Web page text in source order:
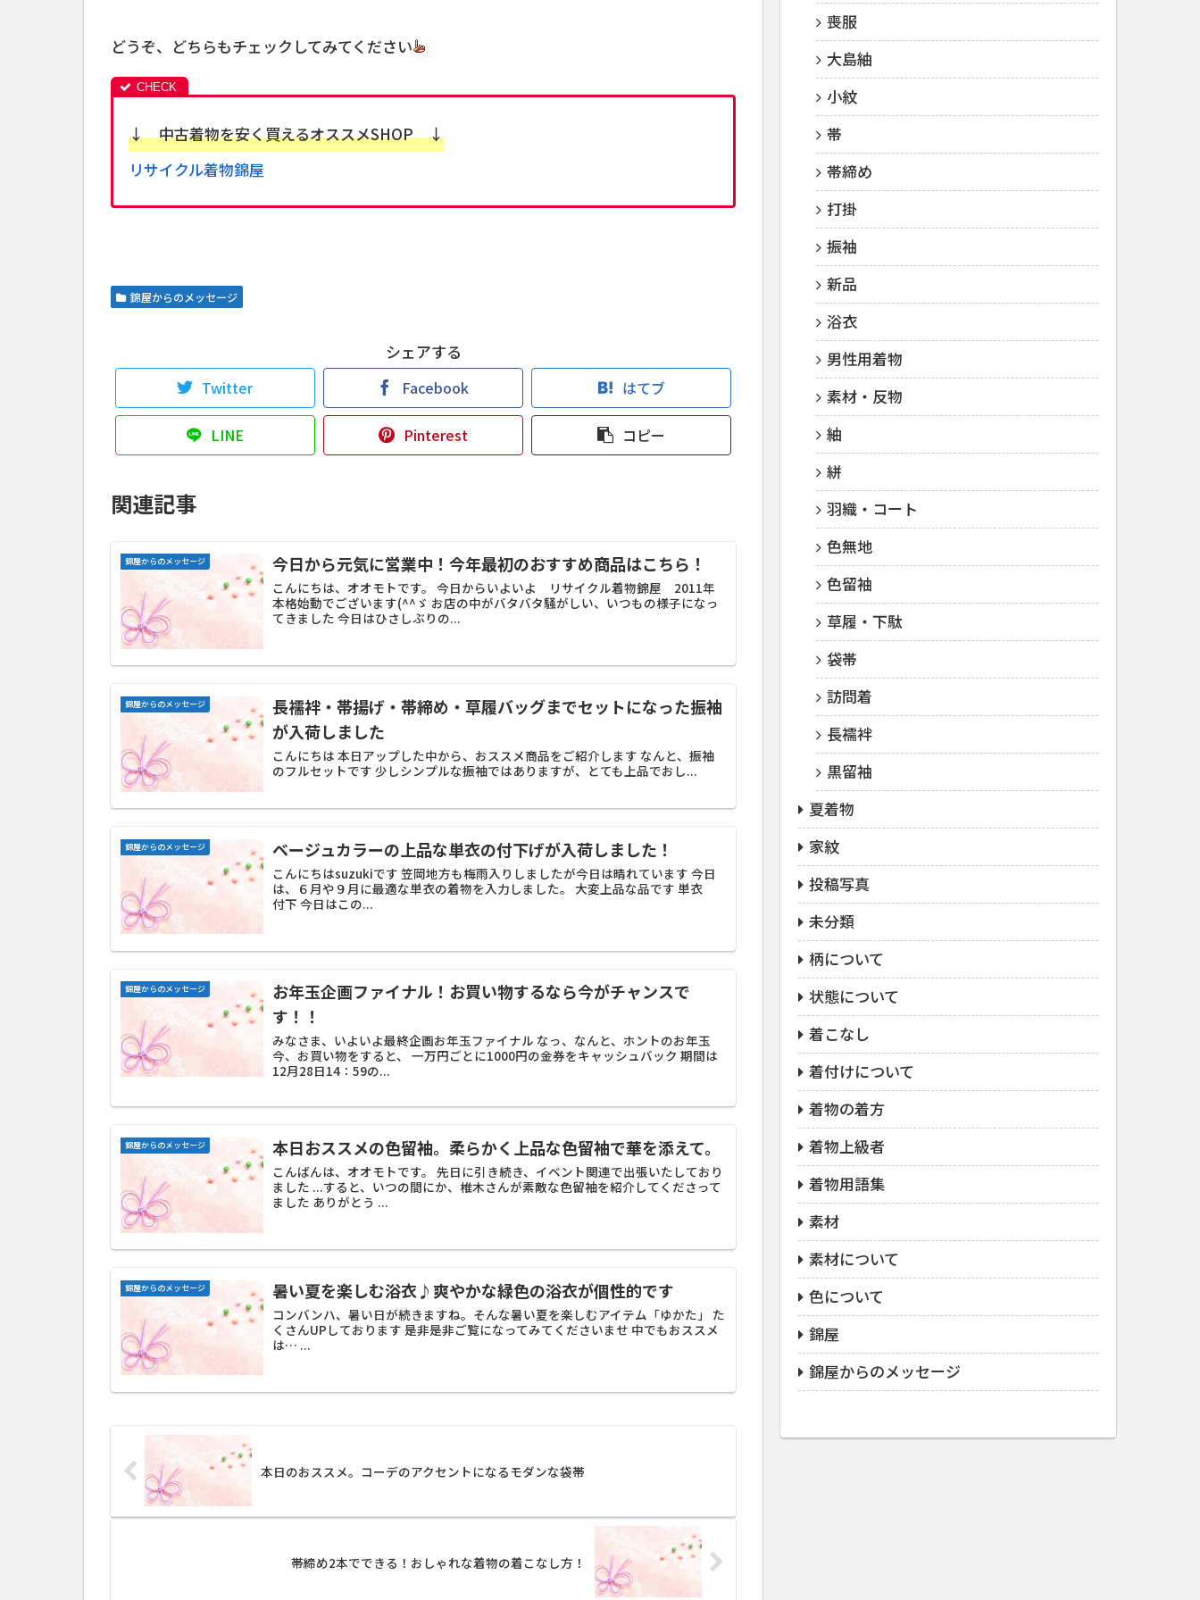
どうぞ、どちらもチェックしてみてください
↓ 中古着物を安く買えるオススメSHOP ↓
リサイクル着物錦屋
錦屋からのメッセージ
シェアする
Twitter Facebook はてブ
LINE Pinterest コピー
関連記事
錦屋からのメッセージ 今日から元気に営業中！今年最初のおすすめ商品はこちら！
こんにちは、オオモトです。 今日からいよいよ リサイクル着物錦屋 2011年
本格始動でございます(^^ゞ お店の中がバタバタ騒がしい、いつもの様子になっ
てきました 今日はひさしぶりの...
錦屋からのメッセージ
長襦袢・帯揚げ・帯締め・草履バッグまでセットになった振袖
が入荷しました
こんにちは 本日アップした中から、おススメ商品をご紹介します なんと、振袖
のフルセットです 少しシンプルな振袖ではありますが、とても上品でおし...
錦屋からのメッセージ ベージュカラーの上品な単衣の付下げが入荷しました！
こんにちはsuzukiです 笠岡地方も梅雨入りしましたが今日は晴れています 今日
は、６月や９月に最適な単衣の着物を入力しました。 大変上品な品です 単衣
付下 今日はこの...
錦屋からのメッセージ
お年玉企画ファイナル！お買い物するなら今がチャンスで
す！！
みなさま、いよいよ最終企画お年玉ファイナル なっ、なんと、ホントのお年玉
今、お買い物をすると、 一万円ごとに1000円の金券をキャッシュバック 期間は
12月28日14：59の...
錦屋からのメッセージ 本日おススメの色留袖。柔らかく上品な色留袖で華を添えて。
こんばんは、オオモトです。 先日に引き続き、イベント関連で出張いたしており
ました ...すると、いつの間にか、椎木さんが素敵な色留袖を紹介してくださって
ました ありがとう ...
錦屋からのメッセージ 暑い夏を楽しむ浴衣♪爽やかな緑色の浴衣が個性的です
コンバンハ、暑い日が続きますね。そんな暑い夏を楽しむアイテム「ゆかた」 た
くさんUPしております 是非是非ご覧になってみてくださいませ 中でもおススメ
は… ...
本日のおススメ。コーデのアクセントになるモダンな袋帯
帯締め2本でできる！おしゃれな着物の着こなし方！
喪服
大島紬
小紋
帯
帯締め
打掛
振袖
新品
浴衣
男性用着物
素材・反物
紬
絣
羽織・コート
色無地
色留袖
草履・下駄
袋帯
訪問着
長襦袢
黒留袖
夏着物
家紋
投稿写真
未分類
柄について
状態について
着こなし
着付けについて
着物の着方
着物上級者
着物用語集
素材
素材について
色について
錦屋
錦屋からのメッセージ